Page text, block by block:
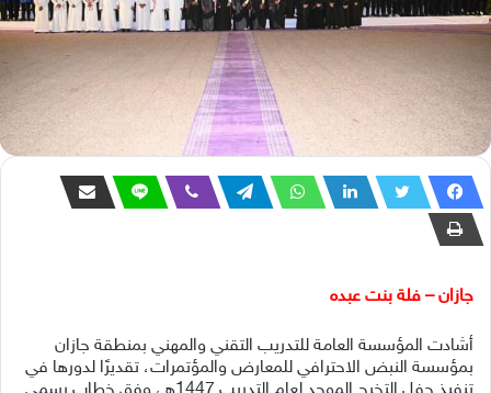
جازان – فلة بنت عبده
أشادت المؤسسة العامة للتدريب التقني والمهني بمنطقة جازان
بمؤسسة النبض الاحترافي للمعارض والمؤتمرات، تقديرًا لدورها في